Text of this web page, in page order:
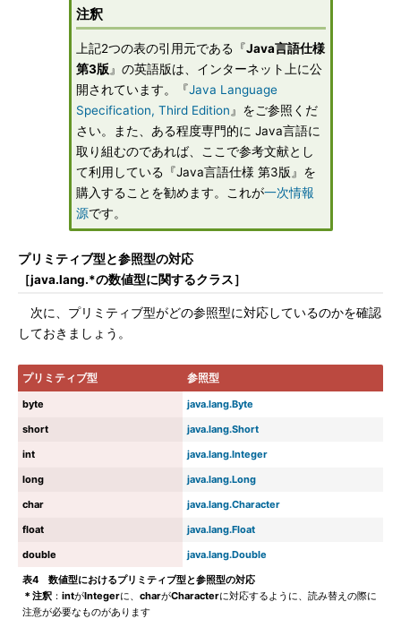
注釈
上記2つの表の引用元である『Java言語仕様
第3版 』の英語版は、インターネット上に公
開されています。『Java Language
Specification, Third Edition 』をご参照くだ
さい。また、ある程度専門的に Java言語に
取り組むのであれば、ここで参考文献とし
て利用している『Java言語仕様 第3版』を
購入することを勧めます。これが一次情報
源です。
プリミティブ型と参照型の対応
［java.lang.*の数値型に関するクラス］
次に、プリミティブ型がどの参照型に対応しているのかを確認
しておきましょう。
プリミティブ型 参照型
byte
java.lang.Byte
short
java.lang.Short
int
java.lang.Integer
long
java.lang.Long
char
java.lang.Character
float
java.lang.Float
double
java.lang.Double
表4 数値型におけるプリミティブ型と参照型の対応
＊注釈 ： intがIntegerに、 charがCharacterに対応するように、読み替えの際に
注意が必要なものがあります